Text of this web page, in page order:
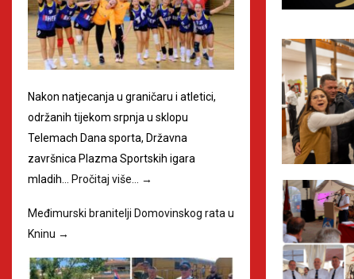
Nakon natjecanja u graničaru i atletici,
održanih tijekom srpnja u sklopu
Telemach Dana sporta, Državna
završnica Plazma Sportskih igara
mladih…
Pročitaj više… →
Međimurski branitelji Domovinskog rata u
Kninu →